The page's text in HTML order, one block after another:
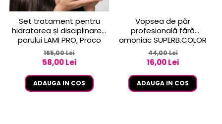
Set tratament pentru
hidratarea și disciplinarea
parului LAMI PRO, Proco
(șampon + balsam 2x
250ml)
165,00 Lei
58,00 Lei
ADAUGA IN COS
Vopsea de păr
profesională fără
amoniac SUPERB.COLOR
100 ml - Pro.Co - 6/01
BLOND INCHIS CENUSIU
44,00 Lei
16,00 Lei
ADAUGA IN COS